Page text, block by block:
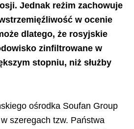
Jednak reżim zachowuje
w ocenie
dlatego, że rosyjskie
zinfiltrowane w
stopniu, niż służby
ośrodka Soufan Group
szeregach tzw. Państwa